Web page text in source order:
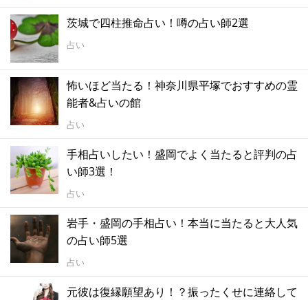
茨城で四柱推命占い！噂の占い師2選
占い
怖いほど当たる！神奈川県平塚でおすすめの霊
能者&占いの館
占い
手相占いしたい！盛岡でよく当たると評判の占
い師3選！
占い
岩手・盛岡の手相占い！本当に当たると大人気
の占い師5選
占い
元彼は復縁願望あり！？振ったくせに連絡して